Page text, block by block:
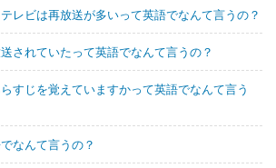
レビは再放送が多いって英語でなんて言うの？
されていたって英語でなんて言うの？
すじを覚えていますかって英語でなんて言う
なんて言うの？